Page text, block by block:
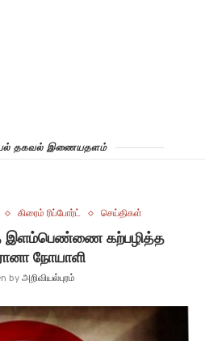
தகவல் இணையதளம்
கிரைம் ரிப்போர்ட் செய்திகள்
இளம்பெண்ணை கற்பழித்த
நோயாளி
byஅறிவியல்புரம்